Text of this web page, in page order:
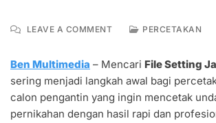
LEAVE A COMMENTON
JAVA
BUNGA
01-
07
CORELDRAW
PERCETAKAN
Ben Multimedia – Mencari File Setting
sering menjadi langkah awal bagi
calon pengantin yang ingin mencetak
pernikahan dengan hasil rapi dan